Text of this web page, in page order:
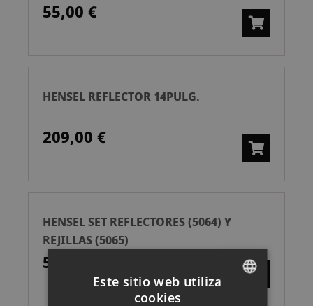
55,00 €
HENSEL REFLECTOR 14PULG.
209,00 €
HENSEL SET REFLECTORES (5064) Y
REJILLAS (5065)
509,00 €
Este sitio web utiliza
cookies